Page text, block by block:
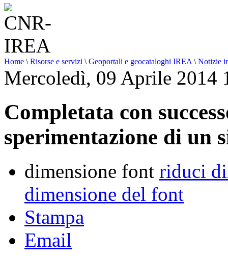
Home \ Risorse e servizi \ Geoportali e geocataloghi IREA \ Notizie
Mercoledì, 09 Aprile 2014
Completata con
sperimentazione di un
dimensione font riduci
dimensione del font
Stampa
Email